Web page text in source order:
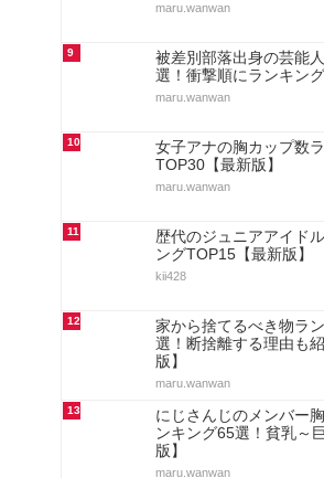
maru.wanwan
9
被差別部落出身の芸能
選！衝撃順にランキング
maru.wanwan
10
女子アナの胸カップ数
TOP30【最新版】
maru.wanwan
11
歴代のジュニアアイド
ングTOP15【最新版】
kii428
12
家から捨てるべき物ラ
選！断捨離する理由も
版】
maru.wanwan
13
にじさんじのメンバー
ンキング65選！貧乳～
版】
maru.wanwan